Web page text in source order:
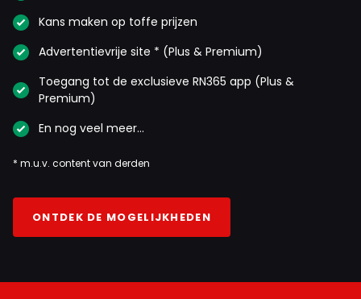
Kans maken op toffe prijzen
Advertentievrije site * (Plus & Premium)
Toegang tot de exclusieve RN365 app (Plus &
Premium)
En nog veel meer…
* m.u.v. content van derden
ONTDEK DE MOGELIJKHEDEN